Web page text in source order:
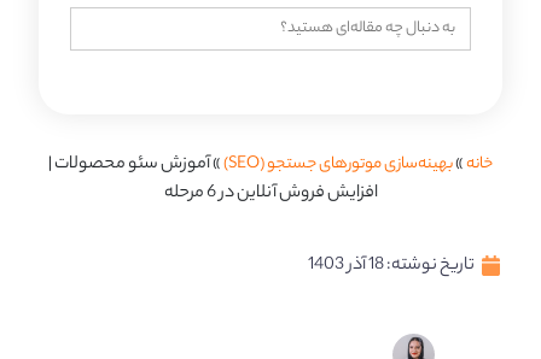
جستجو
برای:
خانه»بهینه‌سازی موتورهای جستجو (SEO) »آموزش سئو محصولات |
افزایش فروش آنلاین در 6 مرحله
تاریخ نوشته:18 آذر 1403